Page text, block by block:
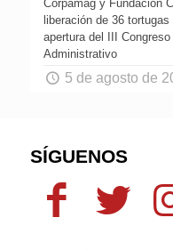
Corpamag y Fundación
liberación de 36
apertura del III
Administrativo
5 de agosto de
SÍGUENOS